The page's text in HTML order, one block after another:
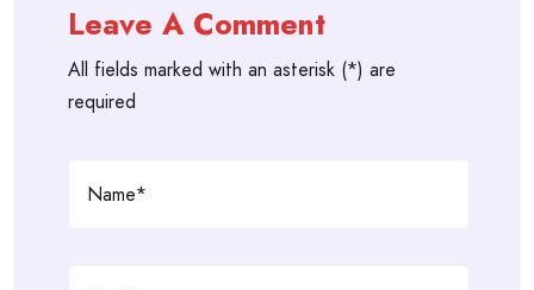
Leave A Comment
All fields marked with an asterisk (*) are
required